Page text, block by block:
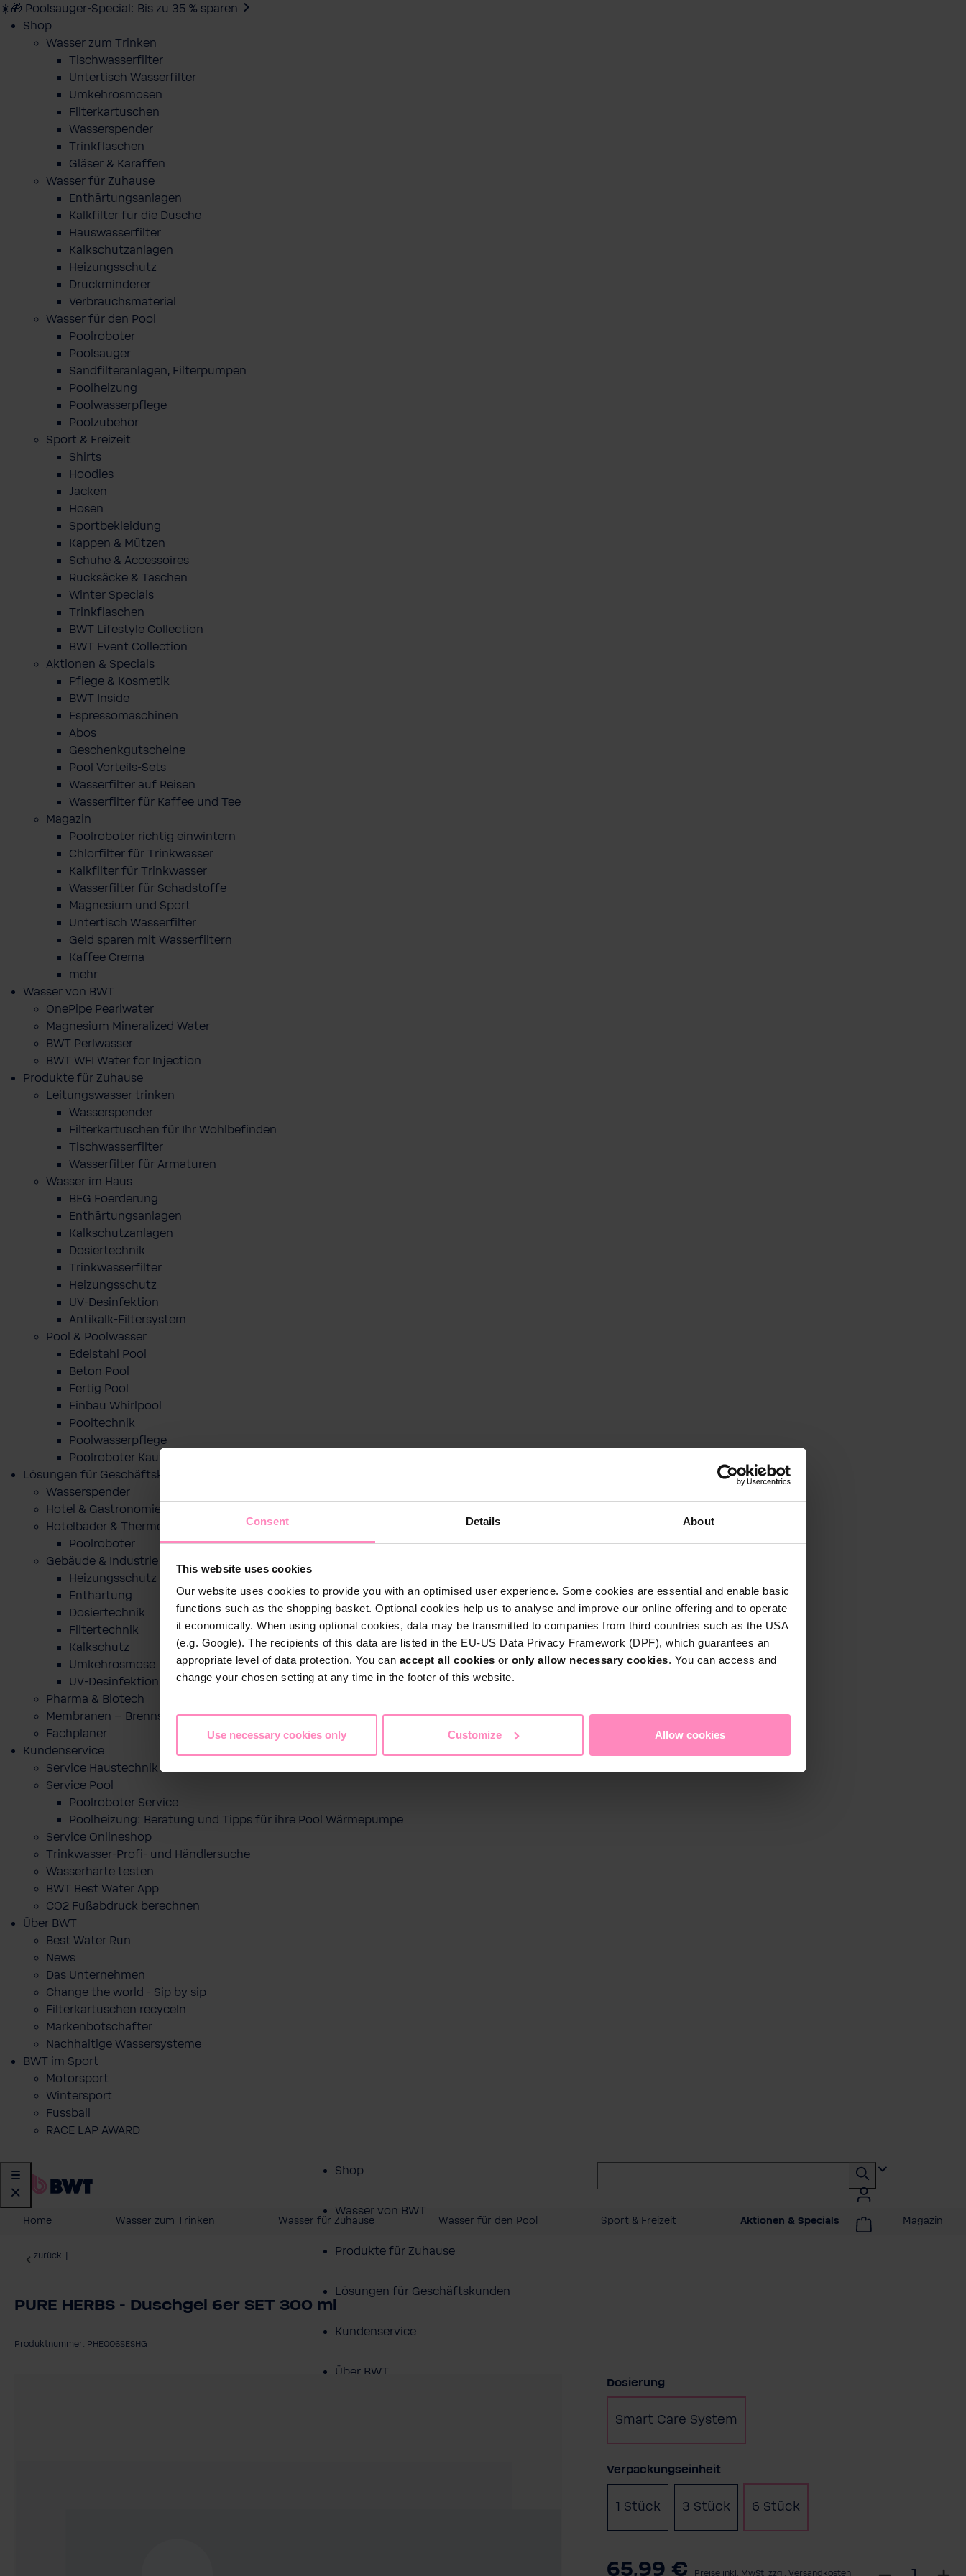
Consent Details About
This website uses cookies
Our website uses cookies to provide you with an optimised user experience. Some cookies are essential and enable basic
functions such as the shopping basket. Optional cookies help us to analyse and improve our online offering and to operate
it economically. When using optional cookies, data may be transmitted to companies from third countries such as the USA
(e.g. Google). The recipients of this data are listed in the EU-US Data Privacy Framework (DPF), which guarantees an
appropriate level of data protection. You can accept all cookies or only allow necessary cookies. You can access and
change your chosen setting at any time in the footer of this website.
Use necessary cookies only Customize Allow cookies
☀️🎁 Poolsauger-Special: Bis zu 35 % sparen
Shop
Wasser zum Trinken
Tischwasserfilter
Untertisch Wasserfilter
Umkehrosmosen
Filterkartuschen
Wasserspender
Trinkflaschen
Gläser & Karaffen
Wasser für Zuhause
Enthärtungsanlagen
Kalkfilter für die Dusche
Hauswasserfilter
Kalkschutzanlagen
Heizungsschutz
Druckminderer
Verbrauchsmaterial
Wasser für den Pool
Poolroboter
Poolsauger
Sandfilteranlagen, Filterpumpen
Poolheizung
Poolwasserpflege
Poolzubehör
Sport & Freizeit
Shirts
Hoodies
Jacken
Hosen
Sportbekleidung
Kappen & Mützen
Schuhe & Accessoires
Rucksäcke & Taschen
Winter Specials
Trinkflaschen
BWT Lifestyle Collection
BWT Event Collection
Aktionen & Specials
Pflege & Kosmetik
BWT Inside
Espressomaschinen
Abos
Geschenkgutscheine
Pool Vorteils-Sets
Wasserfilter auf Reisen
Wasserfilter für Kaffee und Tee
Magazin
Poolroboter richtig einwintern
Chlorfilter für Trinkwasser
Kalkfilter für Trinkwasser
Wasserfilter für Schadstoffe
Magnesium und Sport
Untertisch Wasserfilter
Geld sparen mit Wasserfiltern
Kaffee Crema
mehr
Wasser von BWT
OnePipe Pearlwater
Magnesium Mineralized Water
BWT Perlwasser
BWT WFI Water for Injection
Produkte für Zuhause
Leitungswasser trinken
Wasserspender
Filterkartuschen für Ihr Wohlbefinden
Tischwasserfilter
Wasserfilter für Armaturen
Wasser im Haus
BEG Foerderung
Enthärtungsanlagen
Kalkschutzanlagen
Dosiertechnik
Trinkwasserfilter
Heizungsschutz
UV-Desinfektion
Antikalk-Filtersystem
Pool & Poolwasser
Edelstahl Pool
Beton Pool
Fertig Pool
Einbau Whirlpool
Pooltechnik
Poolwasserpflege
Poolroboter Kaufberatung und Tipps
Lösungen für Geschäftskunden
Wasserspender
Hotel & Gastronomie
Hotelbäder & Thermen
Poolroboter
Gebäude & Industrie
Heizungsschutz
Enthärtung
Dosiertechnik
Filtertechnik
Kalkschutz
Umkehrosmose
UV-Desinfektion
Pharma & Biotech
Membranen – Brennstoffzelle
Fachplaner
Kundenservice
Service Haustechnik
Service Pool
Poolroboter Service
Poolheizung: Beratung und Tipps für ihre Pool Wärmepumpe
Service Onlineshop
Trinkwasser-Profi- und Händlersuche
Wasserhärte testen
BWT Best Water App
CO2 Fußabdruck berechnen
Über BWT
Best Water Run
News
Das Unternehmen
Change the world - Sip by sip
Filterkartuschen recyceln
Markenbotschafter
Nachhaltige Wassersysteme
BWT im Sport
Motorsport
Wintersport
Fussball
RACE LAP AWARD
Shop
Wasser von BWT
Produkte für Zuhause
Lösungen für Geschäftskunden
Kundenservice
Über BWT
Home Wasser zum Trinken Wasser für Zuhause Wasser für den Pool Sport & Freizeit Aktionen & Specials Magazin
zurück
PURE HERBS - Duschgel 6er SET 300 ml
Produktnummer: PHE006SESHG
Dosierung
Smart Care System
Verpackungseinheitauswählen
1 Stück 3 Stück 6 Stück
65,99 € Preise inkl. MwSt. zzgl. Versandkosten W